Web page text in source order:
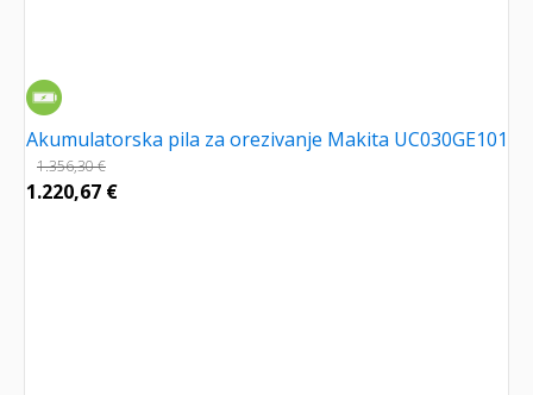
Akumulatorska pila za orezivanje Makita UC030GE101
1.356,30€
1.220,67 €